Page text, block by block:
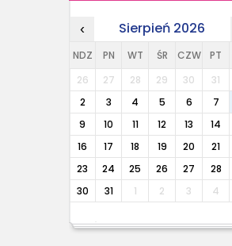
‹ Sierpień 2026
NDZ PN WT ŚR CZW PT
26
27 28 29 30 31
2
3 4 5 6 7
9
10 11 12 13 14
16
17 18 19 20 21
23
24 25 26 27 28
30
31 1 2 3 4